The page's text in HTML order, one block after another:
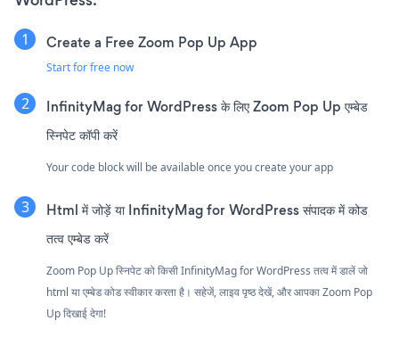
Create a Free Zoom Pop Up App
Start for free now
InfinityMag for WordPress के लिए Zoom Pop Up एम्बेड
स्निपेट कॉपी करें
Your code block will be available once you create your app
Html में जोड़ें या InfinityMag for WordPress संपादक में कोड
तत्व एम्बेड करें
Zoom Pop Up स्निपेट को किसी InfinityMag for WordPress तत्व में डालें जो
html या एम्बेड कोड स्वीकार करता है। सहेजें, लाइव पृष्ठ देखें, और आपका Zoom Pop
Up दिखाई देगा!